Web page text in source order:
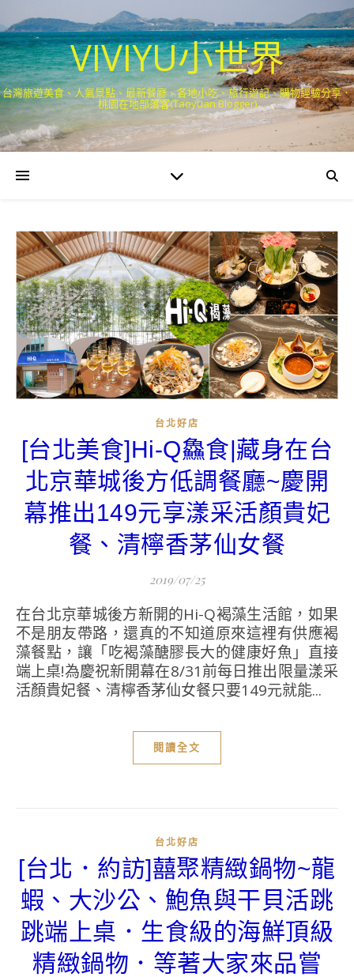
VIVIYU小世界
台灣旅遊美食、人氣景點、最新餐廳、各地小吃、旅行遊記、購物經驗分享．
桃園在地部落客(Taoyuan Blogger)
台北好店
[台北美食]Hi-Q鱻食|藏身在台
北京華城後方低調餐廳~慶開
幕推出149元享漾采活顏貴妃
餐、清檸香茅仙女餐
2019/07/25
在台北京華城後方新開的Hi-Q褐藻生活館，如果
不是朋友帶路，還真的不知道原來這裡有供應褐
藻餐點，讓「吃褐藻醣膠長大的健康好魚」直接
端上桌!為慶祝新開幕在8/31前每日推出限量漾采
活顏貴妃餐、清檸香茅仙女餐只要149元就能...
閱讀全文
台北好店
[台北．約訪]囍聚精緻鍋物~龍
蝦、大沙公、鮑魚與干貝活跳
跳端上桌．生食級的海鮮頂級
精緻鍋物．等著大家來品嘗